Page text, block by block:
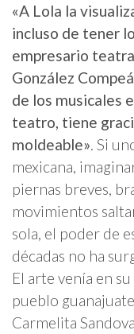
«A Lola la
incluso de tener
empresario
González
de los musicales
teatro, tiene
moldeable» . Si
mexicana,
piernas breves,
movimientos
sola, el poder de
décadas no ha
El arte venía en
pueblo
Carmelita